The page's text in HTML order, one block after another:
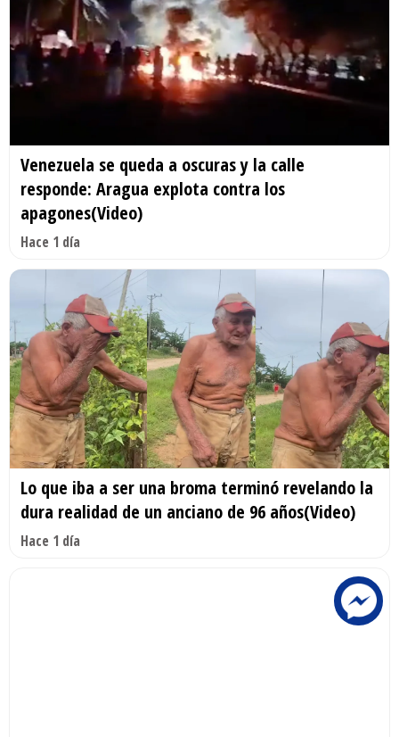
Venezuela se queda a oscuras y la calle
responde: Aragua explota contra los
apagones(Video)
Hace 1 día
Lo que iba a ser una broma terminó revelando la
dura realidad de un anciano de 96 años(Video)
Hace 1 día